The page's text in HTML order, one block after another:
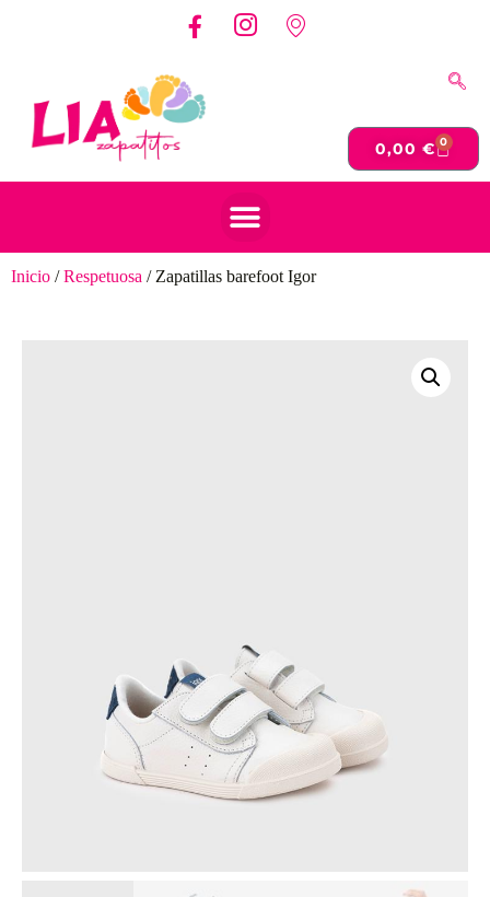
0,00€ 0
Inicio /Respetuosa / Zapatillas barefoot Igor